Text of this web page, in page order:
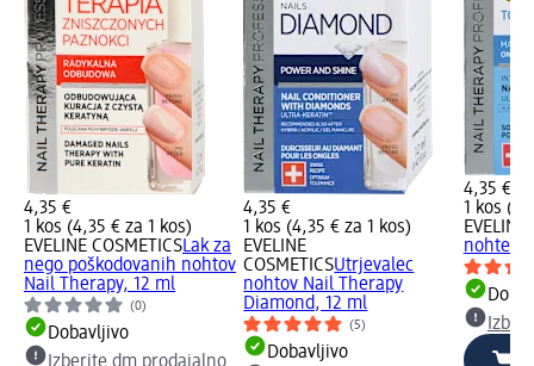
4,35 €
1 kos (4,35 € za 1 kos)
EVELINE COSMETICSLak za
nego poškodovanih nohtov
Nail Therapy, 12 ml
(0)
Dobavljivo
4,35 €
1 kos (4,35 € za 1 kos)
EVELINE
COSMETICSUtrjevalec
nohtov Nail Therapy
Diamond, 12 ml
(5)
Dobavljivo
4,35 €
1 kos
EVELINE
nohte